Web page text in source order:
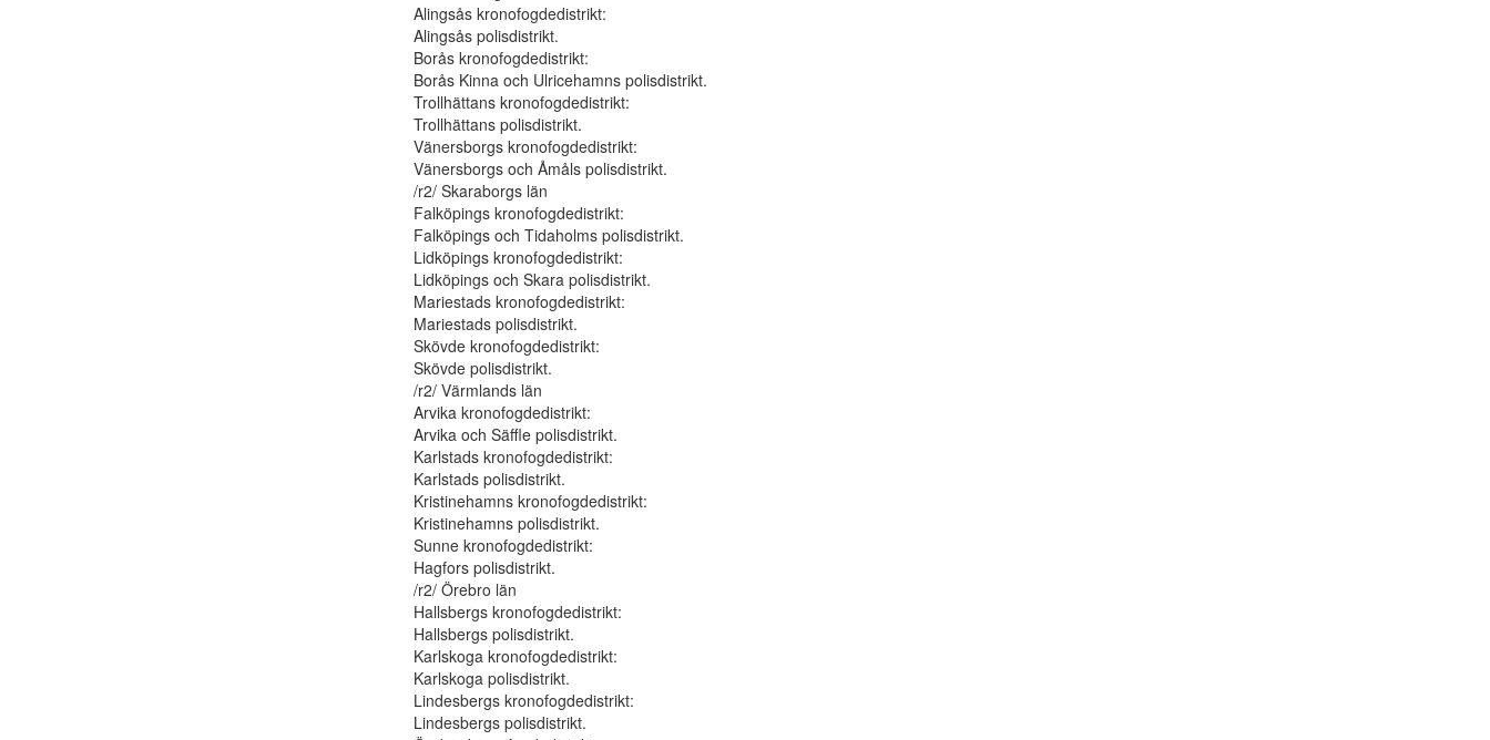
Alingsås kronofogdedistrikt:
Alingsås polisdistrikt.
Borås kronofogdedistrikt:
Borås Kinna och Ulricehamns polisdistrikt.
Trollhättans kronofogdedistrikt:
Trollhättans polisdistrikt.
Vänersborgs kronofogdedistrikt:
Vänersborgs och Åmåls polisdistrikt.
/r2/ Skaraborgs län
Falköpings kronofogdedistrikt:
Falköpings och Tidaholms polisdistrikt.
Lidköpings kronofogdedistrikt:
Lidköpings och Skara polisdistrikt.
Mariestads kronofogdedistrikt:
Mariestads polisdistrikt.
Skövde kronofogdedistrikt:
Skövde polisdistrikt.
/r2/ Värmlands län
Arvika kronofogdedistrikt:
Arvika och Säffle polisdistrikt.
Karlstads kronofogdedistrikt:
Karlstads polisdistrikt.
Kristinehamns kronofogdedistrikt:
Kristinehamns polisdistrikt.
Sunne kronofogdedistrikt:
Hagfors polisdistrikt.
/r2/ Örebro län
Hallsbergs kronofogdedistrikt:
Hallsbergs polisdistrikt.
Karlskoga kronofogdedistrikt:
Karlskoga polisdistrikt.
Lindesbergs kronofogdedistrikt:
Lindesbergs polisdistrikt.